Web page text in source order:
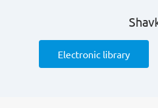
Electronic library